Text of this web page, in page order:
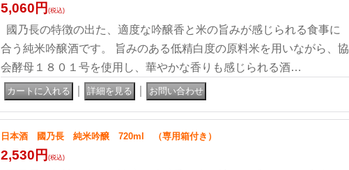
5,060円 (税込)
國乃長の特徴の出た、適度な吟醸香と米の旨みが感じられる食事に
合う純米吟醸酒です。 旨みのある低精白度の原料米を用いながら、協
会酵母１８０１号を使用し、華やかな香りも感じられる酒…
日本酒 國乃長 純米吟醸 720ml （専用箱付き）
2,530円 (税込)